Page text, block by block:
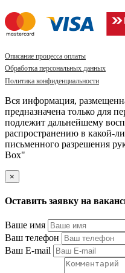
Описание процесса оплаты
Обработка персональных данных
Политика конфиденциальности
Вся информация,
предназначена только для
подлежит дальнейшему
распространению в какой-
письменного разрешения
Box"
×
Оставить заявку на
Ваше имя
Ваш телефон
Ваш E-mail